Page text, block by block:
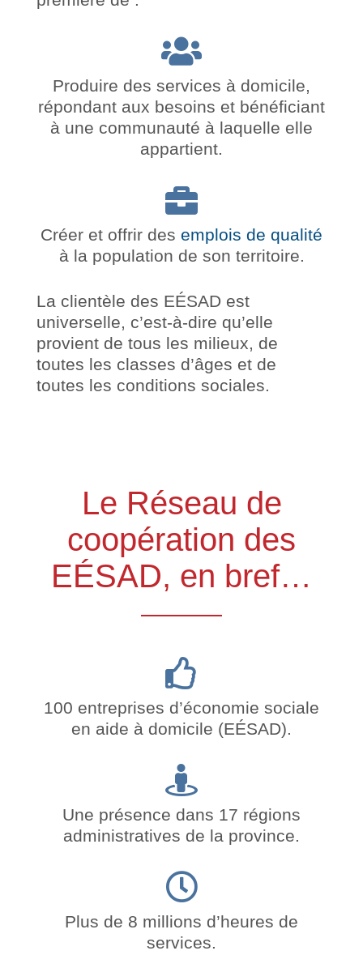
Produire des services à domicile,
répondant aux besoins et bénéficiant
à une communauté à laquelle elle
appartient.
Créer et offrir des emplois de qualité
à la population de son territoire.
La clientèle des EÉSAD est
universelle, c’est-à-dire qu’elle
provient de tous les milieux, de
toutes les classes d’âges et de
toutes les conditions sociales.
Le Réseau de
coopération des
EÉSAD, en bref…
100 entreprises d’économie sociale
en aide à domicile (EÉSAD).
Une présence dans 17 régions
administratives de la province.
Plus de 8 millions d’heures de
services.